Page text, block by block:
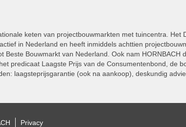
keten van projectbouwmarkten met tuincentra.
in Nederland en heeft inmiddels achttien
Beste Bouwmarkt van Nederland. Ook nam
predicaat Laagste Prijs van de Consumentenbond, de
laagsteprijsgarantie (ook na aankoop), deskundig
Privacy